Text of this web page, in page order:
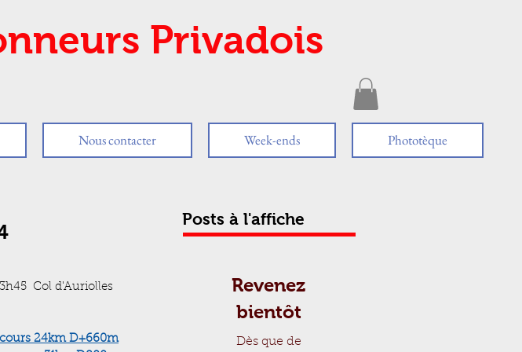
Privadois
Nous contacter Week-ends Phototèque
Col d'Auriolles
24km D+660m
Posts à l'affiche
Revenez
bientôt
Dès que de